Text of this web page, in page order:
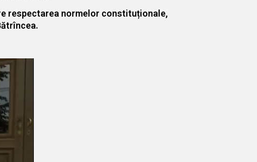
respectarea normelor constituționale,